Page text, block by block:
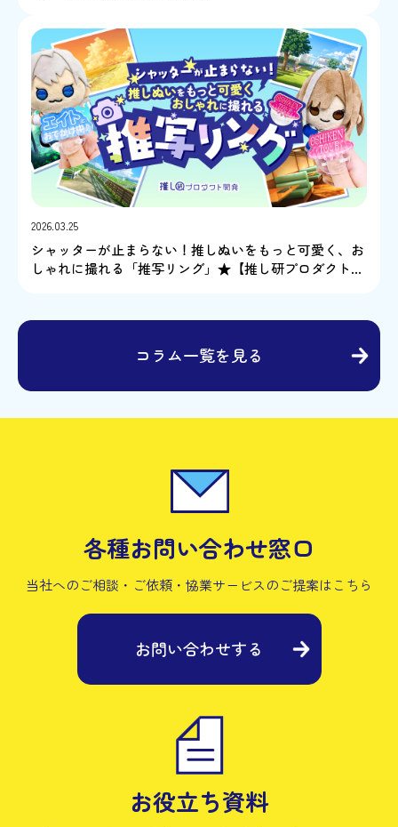
2026.03.25
シャッターが止まらない！推しぬいをもっと可愛く、お
しゃれに撮れる「推写リング」★【推し研プロダクト開
コラム一覧を見る
各種お問い合わせ窓口
当社へのご相談・ご依頼・協業サービスのご提案はこちら
お問い合わせする
お役立ち資料